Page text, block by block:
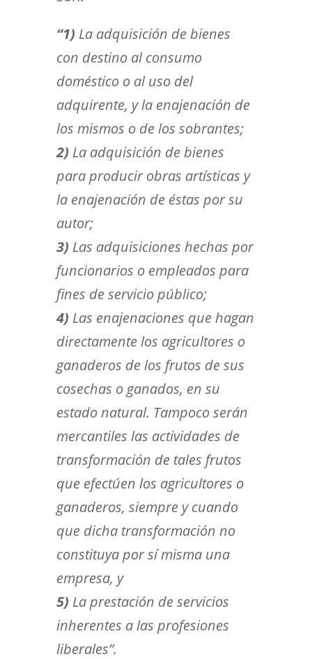
“1) La adquisición de bienes
con destino al consumo
doméstico o al uso del
adquirente, y la enajenación de
los mismos o de los sobrantes;
2) La adquisición de bienes
para producir obras artísticas y
la enajenación de éstas por su
autor;
3) Las adquisiciones hechas por
funcionarios o empleados para
fines de servicio público;
4) Las enajenaciones que hagan
directamente los agricultores o
ganaderos de los frutos de sus
cosechas o ganados, en su
estado natural. Tampoco serán
mercantiles las actividades de
transformación de tales frutos
que efectúen los agricultores o
ganaderos, siempre y cuando
que dicha transformación no
constituya por sí misma una
empresa, y
5) La prestación de servicios
inherentes a las profesiones
liberales”.